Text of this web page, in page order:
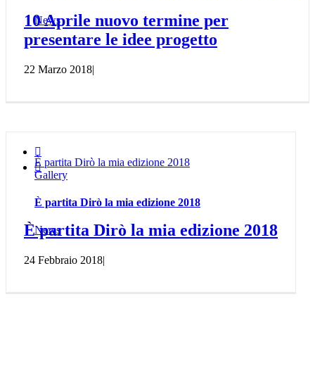
News
10 Aprile nuovo termine per
presentare le idee progetto
22 Marzo 2018|
È partita Dirò la mia edizione 2018
Gallery
È partita Dirò la mia edizione 2018
News


È partita Dirò la mia edizione 2018
24 Febbraio 2018|